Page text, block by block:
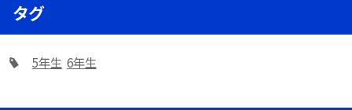
タグ
5年生 6年生